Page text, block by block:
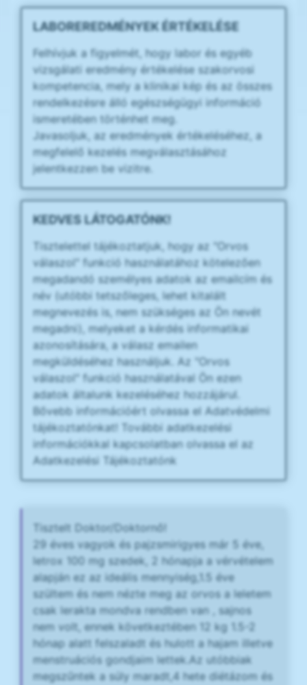
LABOREREDMÉNYEK ÉRTÉKELÉSE
Felhívjuk a figyelmét, hogy labor és egyéb
vizsgálati eredmény értékelése szakorvosi
kompetencia, mely a klinikai kép és az összes
rendelkezésre álló egészségügyi információ
ismeretében történhet meg.
Javasoljuk, az eredmények értékeléséhez, a
megfelelő kezelés megválasztásához
jelentkezzen be vizitre.
KEDVES LÁTOGATÓNK!
Tisztelettel tájékoztatjuk, hogy az "Orvos
válaszol" funkció használatához kötelezően
megadandó személyes adatok az emailcím és
név (utóbbi tetszőleges, lehet kitalált
megnevezés is, nem szükséges az Ön nevét
megadni), melyeket a kérdés informatikai
azonosítására, a válasz emailen
megküldéséhez használjuk. Az "Orvos
válaszol" funkció használatával Ön ezen
adatok általunk kezeléséhez hozzájárul.
Bővebb információért olvassa el Adatvédelmi
tájékoztatónkat! További adatkezelési
információkkal kapcsolatban olvassa el az
Adatkezelési Tájékoztatónk
Tisztelt Doktor/Doktornő!
29 éves vagyok és pajzsmirigyes már 5 éve,
letrox 100 mg szedek, 2 hónapja a vérvételem
alapján ez az ideális mennyiség,1.5 éve
szültem és nem nézte meg az orvos a leletem
csak lerakta mondva rendben van , sajnos
nem volt, ennek következtében 12 kg 1.5-2
hónap alatt felszaladt és hulott a hajam illetve
menstruációs gondjaim lettek.Az utóbbiak
megszűntek a súly maradt,4 hete diétázom és